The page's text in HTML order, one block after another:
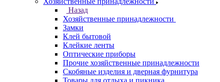
Назад
Хозяйственные принадлежности
Замки
Клей бытовой
Клейкие ленты
Оптические приборы
Прочие хозяйственные принадлежности
Скобяные изделия и дверная фурнитура
Товары для отдыха и пикника